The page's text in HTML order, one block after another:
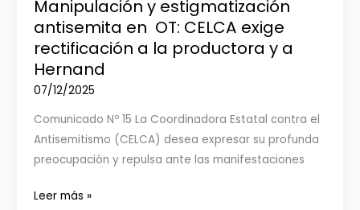
Criminal
Manipulación y estigmatización
antisemita en OT: CELCA exige
rectificación a la productora y a
Hernand
07/12/2025
Comunicado Nº 15 La Coordinadora Estatal contra el
Antisemitismo (CELCA) desea expresar su profunda
preocupación y repulsa ante las manifestaciones
Manipulación
Leer más »